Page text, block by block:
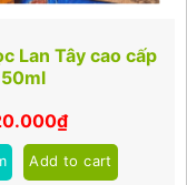
Lan Tây cao cấp
50ml
₫
Add to cart